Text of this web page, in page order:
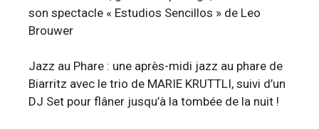
son spectacle « Estudios Sencillos » de Leo
Brouwer
Jazz au Phare : une après-midi jazz au phare de
Biarritz avec le trio de MARIE KRUTTLI, suivi d’un
DJ Set pour flâner jusqu’à la tombée de la nuit !